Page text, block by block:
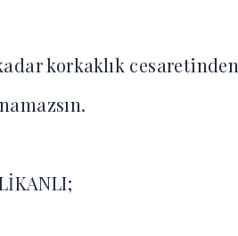
korkaklık cesaretinden